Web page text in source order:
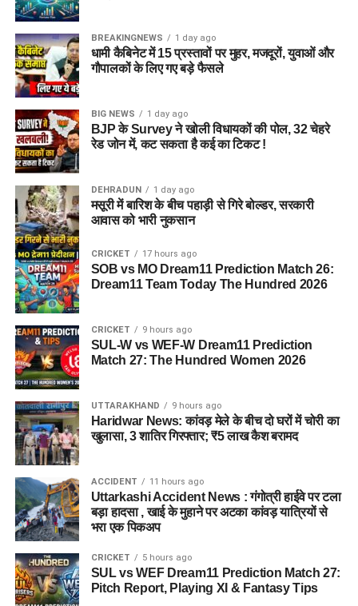
BREAKINGNEWS 1 day ago
धामी कैबिनेट में 15 प्रस्तावों पर मुहर, मजदूरों, युवाओं और
गौपालकों के लिए गए बड़े फैसले
BIG NEWS 1 day ago
BJP के Survey ने खोली विधायकों की पोल, 32 चेहरे
रेड जोन में, कट सकता है कई का टिकट !
DEHRADUN 1 day ago
मसूरी में बारिश के बीच पहाड़ी से गिरे बोल्डर, सरकारी
आवास को भारी नुकसान
CRICKET 17 hours ago
SOB vs MO Dream11 Prediction Match 26:
Dream11 Team Today The Hundred 2026
CRICKET 9 hours ago
SUL-W vs WEF-W Dream11 Prediction
Match 27: The Hundred Women 2026
UTTARAKHAND 9 hours ago
Haridwar News: कांवड़ मेले के बीच दो घरों में चोरी का
खुलासा, 3 शातिर गिरफ्तार; ₹5 लाख कैश बरामद
ACCIDENT 11 hours ago
Uttarkashi Accident News : गंगोत्री हाईवे पर टला
बड़ा हादसा , खाई के मुहाने पर अटका कांवड़ यात्रियों से
भरा एक पिकअप
CRICKET 5 hours ago
SUL vs WEF Dream11 Prediction Match 27:
Pitch Report, Playing XI & Fantasy Tips